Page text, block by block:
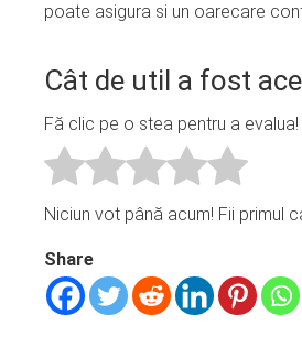
poate asigura si un oarecare
Cât de util a fost
Fă clic pe o stea pentru a evalua!
Niciun vot până acum! Fii primul
Share